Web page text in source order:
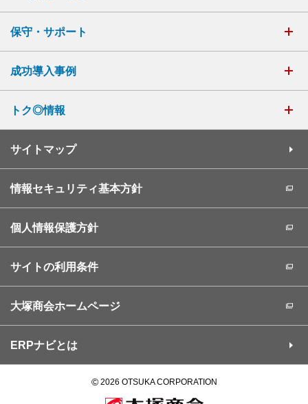
保守・サポート
成功導入事例
トク◎情報
サイトマップ
情報セキュリティ基本方針
個人情報保護方針
サイトの利用条件
大塚商会ホームページ
ERPナビとは
©2026 OTSUKA CORPORATION